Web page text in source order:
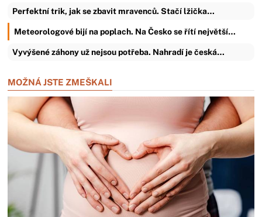
Perfektní trik, jak se zbavit mravenců. Stačí lžička…
Meteorologové bijí na poplach. Na Česko se řítí největší…
Vyvýšené záhony už nejsou potřeba. Nahradí je česká…
MOŽNÁ JSTE ZMEŠKALI